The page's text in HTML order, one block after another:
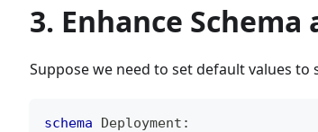
3. Enhance Schema
Suppose we need to set default values to
schema Deployment :